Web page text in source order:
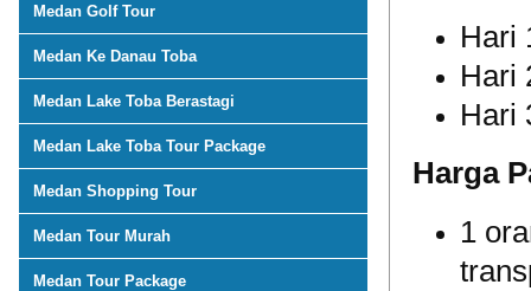
Medan Golf Tour
Medan Ke Danau Toba
Medan Lake Toba Berastagi
Medan Lake Toba Tour Package
Medan Shopping Tour
Medan Tour Murah
Medan Tour Package
Hari
Hari
Hari
Harga
1